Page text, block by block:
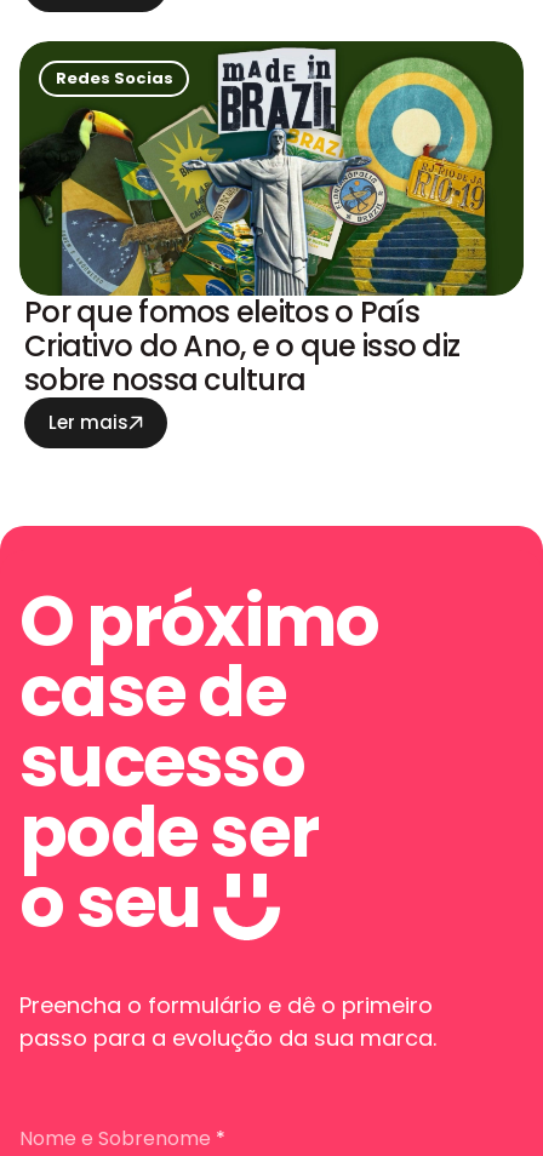
Redes Socias
Por que fomos eleitos o País
Criativo do Ano, e o que isso diz
sobre nossa cultura
Ler mais
O próximo
case de
sucesso
pode ser
o seu
Preencha o formulário e dê o primeiro
passo para a evolução da sua marca.
Nome e Sobrenome *